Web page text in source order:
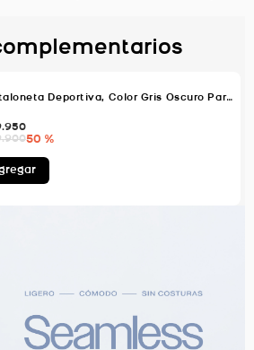
Pantaloneta Deportiva, Color Gris Oscuro Para Hombre
.950
.90050 %